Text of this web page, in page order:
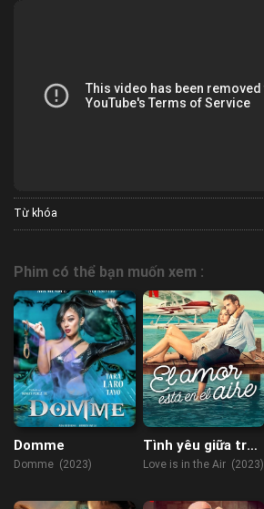
Từ khóa
Phim có thể bạn muốn xem :
Domme
Domme (2023)
Tình yêu giữa trời
xanh
Love is in the Air (2023)